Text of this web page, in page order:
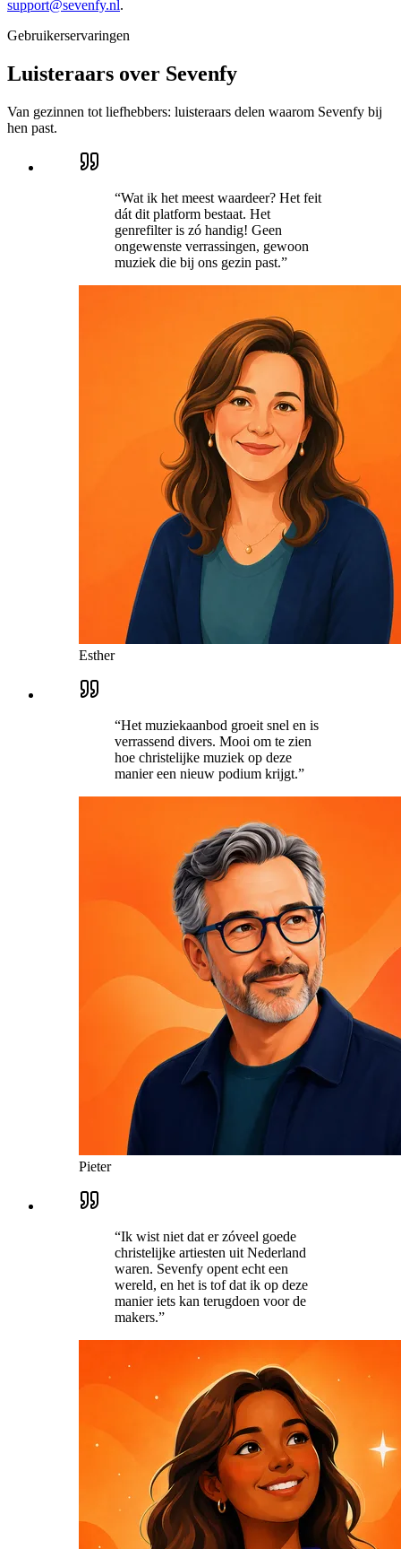
support@sevenfy.nl.
Gebruikerservaringen
Luisteraars over Sevenfy
Van gezinnen tot liefhebbers: luisteraars delen waarom Sevenfy bij
hen past.
“Wat ik het meest waardeer? Het feit
dát dit platform bestaat. Het
genrefilter is zó handig! Geen
ongewenste verrassingen, gewoon
muziek die bij ons gezin past.”
Esther
“Het muziekaanbod groeit snel en is
verrassend divers. Mooi om te zien
hoe christelijke muziek op deze
manier een nieuw podium krijgt.”
Pieter
“Ik wist niet dat er zóveel goede
christelijke artiesten uit Nederland
waren. Sevenfy opent echt een
wereld, en het is tof dat ik op deze
manier iets kan terugdoen voor de
makers.”